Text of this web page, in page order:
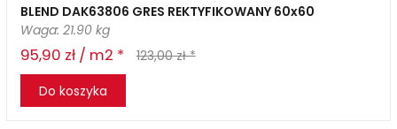
BLEND DAK63806 GRES REKTYFIKOWANY 60x60
Waga: 21.90 kg
95,90 zł / m2 *
123,00 zł *
Do koszyka